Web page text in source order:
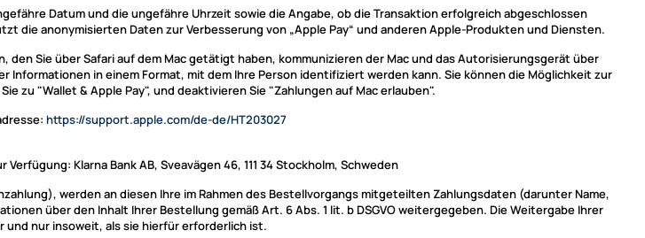
Datum und die ungefähre Uhrzeit sowie die Angabe, ob die Transaktion erfolgreich abgeschlossen
die anonymisierten Daten zur Verbesserung von „Apple Pay“ und anderen Apple-Produkten und Diensten.
den Sie über Safari auf dem Mac getätigt haben, kommunizieren der Mac und das Autorisierungsgerät über
in einem Format, mit dem Ihre Person identifiziert werden kann. Sie können die Möglichkeit zur
zu "Wallet & Apple Pay", und deaktivieren Sie "Zahlungen auf Mac erlauben".
https://support.apple.com/de-de/HT203027
Klarna Bank AB, Sveavägen 46, 111 34 Stockholm, Schweden
werden an diesen Ihre im Rahmen des Bestellvorgangs mitgeteilten Zahlungsdaten (darunter Name,
über den Inhalt Ihrer Bestellung gemäß Art. 6 Abs. 1 lit. b DSGVO weitergegeben. Die Weitergabe Ihrer
und nur insoweit, als sie hierfür erforderlich ist.